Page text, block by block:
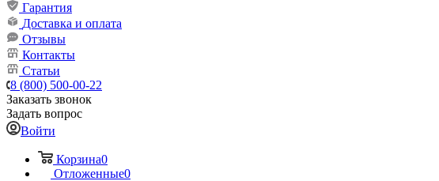
Гарантия
Доставка и оплата
Отзывы
Контакты
Статьи
8 (800) 500-00-22
Заказать звонок
Задать вопрос
Войти
Корзина0
Отложенные0